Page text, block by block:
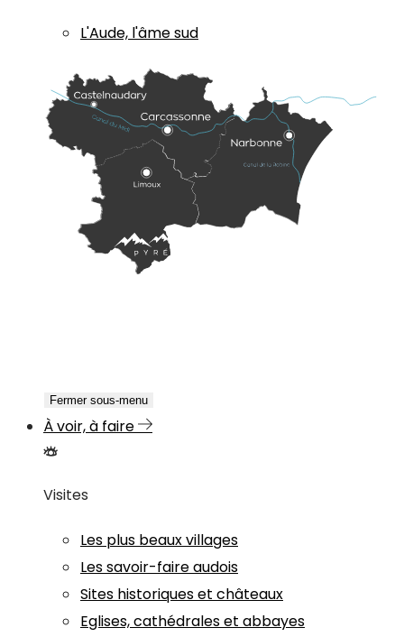
L'Aude, l'âme sud
Fermer sous-menu
À voir, à faire
Visites
Les plus beaux villages
Les savoir-faire audois
Sites historiques et châteaux
Eglises, cathédrales et abbayes